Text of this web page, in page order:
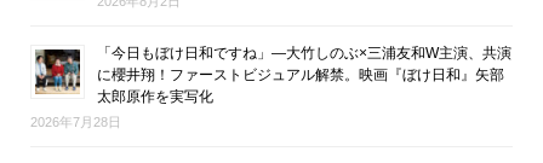
「今日もぼけ日和ですね」―大竹しのぶ×三浦友和W主演、共演
に櫻井翔！ファーストビジュアル解禁。映画『ぼけ日和』矢部
太郎原作を実写化
2026年7月28日